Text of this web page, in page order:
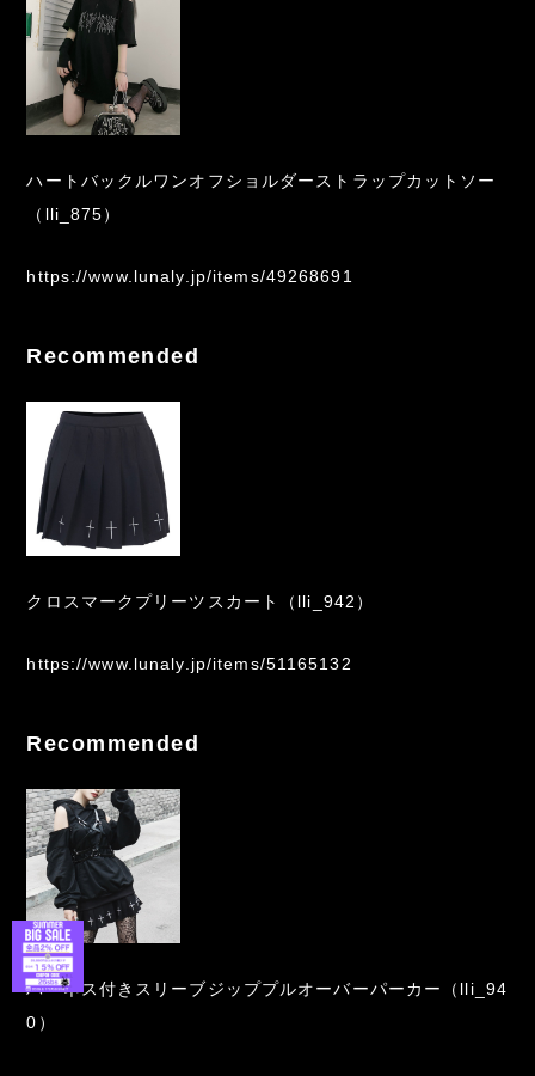
ハートバックルワンオフショルダーストラップカットソー
（lli_875）
https://www.lunaly.jp/items/49268691
Recommended
クロスマークプリーツスカート（lli_942）
https://www.lunaly.jp/items/51165132
Recommended
ハーネス付きスリーブジッププルオーバーパーカー（lli_94
0）